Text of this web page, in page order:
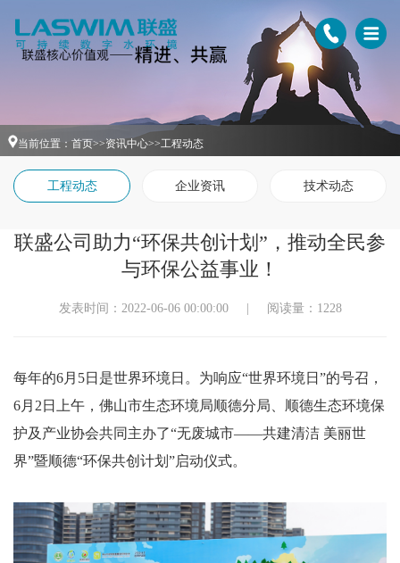
当前位置： 首页>>资讯中心>>工程动态
工程动态 企业资讯 技术动态
联盛公司助力“环保共创计划”，推动全民参
与环保公益事业！
发表时间：2022-06-06 00:00:00 阅读量：1228
每年的6月5日是世界环境日。为响应“世界环境日”的号召，
6月2日上午，佛山市生态环境局顺德分局、顺德生态环境保
护及产业协会共同主办了“无废城市——共建清洁 美丽世
界”暨顺德“环保共创计划”启动仪式。